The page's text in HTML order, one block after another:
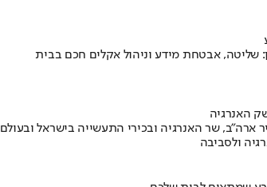
שליטה, אבטחת מידע וניהול אקלים חכם בבית
האנרגיה
ארה"ב, שר האנרגיה ובכירי התעשייה בישראל ובעולם
ולסביבה